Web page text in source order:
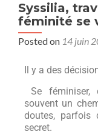
Syssilia,
féminité se
Posted on 14 juin
Il y a des
Se féminiser,
souvent un
doutes, parfois
secret.